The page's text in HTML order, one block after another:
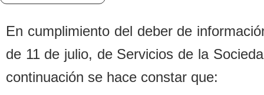
En cumplimiento del deber de
de 11 de julio, de Servicios de la
continuación se hace constar que: